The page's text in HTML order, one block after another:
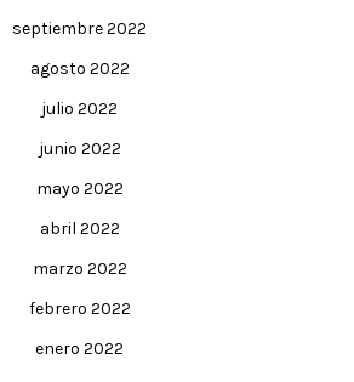
septiembre 2022
agosto 2022
julio 2022
junio 2022
mayo 2022
abril 2022
marzo 2022
febrero 2022
enero 2022